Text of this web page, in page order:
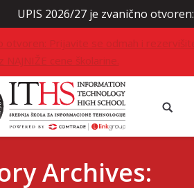
27 je zvanično otvoren: Prijavite
otvoren: Prijavite se odmah i
NAJNIŽE cene školarine.
Archives: